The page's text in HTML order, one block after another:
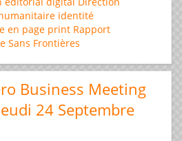
identité
en page print Rapport
Sans Frontières
Business Meeting
24 Septembre